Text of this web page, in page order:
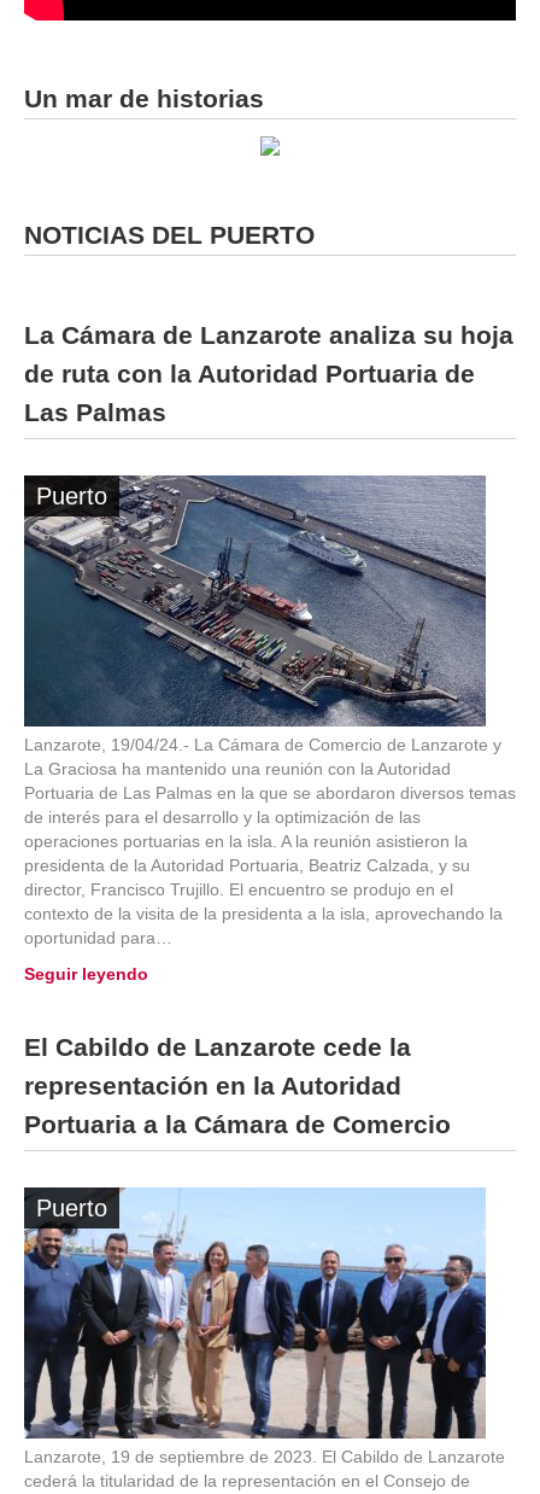
Un mar de historias
NOTICIAS DEL PUERTO
La Cámara de Lanzarote analiza su hoja
de ruta con la Autoridad Portuaria de
Las Palmas
Puerto
Lanzarote, 19/04/24.- La Cámara de Comercio de Lanzarote y
La Graciosa ha mantenido una reunión con la Autoridad
Portuaria de Las Palmas en la que se abordaron diversos temas
de interés para el desarrollo y la optimización de las
operaciones portuarias en la isla. A la reunión asistieron la
presidenta de la Autoridad Portuaria, Beatriz Calzada, y su
director, Francisco Trujillo. El encuentro se produjo en el
contexto de la visita de la presidenta a la isla, aprovechando la
oportunidad para…
Seguir leyendo
El Cabildo de Lanzarote cede la
representación en la Autoridad
Portuaria a la Cámara de Comercio
Puerto
Lanzarote, 19 de septiembre de 2023. El Cabildo de Lanzarote
cederá la titularidad de la representación en el Consejo de